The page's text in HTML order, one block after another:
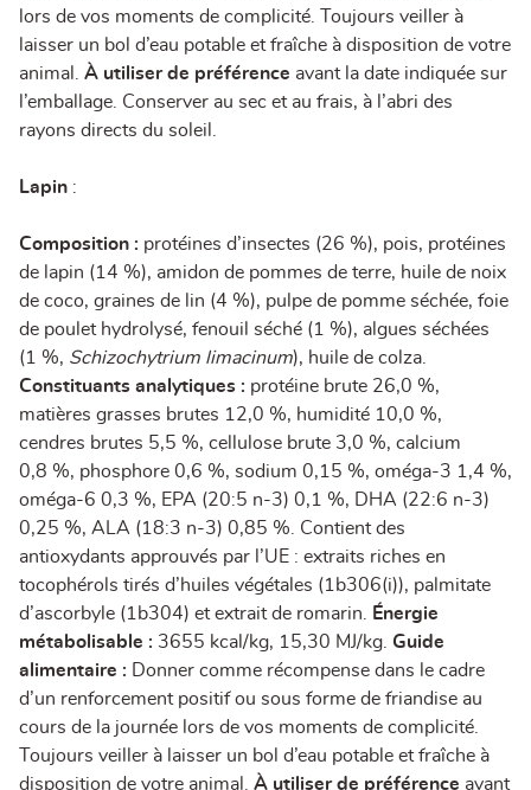
lors de vos moments de complicité. Toujours veiller à
laisser un bol d’eau potable et fraîche à disposition de votre
animal. À utiliser de préférence avant la date indiquée sur
l’emballage. Conserver au sec et au frais, à l’abri des
rayons directs du soleil.
Lapin :
Composition : protéines d’insectes (26 %), pois, protéines
de lapin (14 %), amidon de pommes de terre, huile de noix
de coco, graines de lin (4 %), pulpe de pomme séchée, foie
de poulet hydrolysé, fenouil séché (1 %), algues séchées
(1 %, Schizochytrium limacinum), huile de colza.
Constituants analytiques : protéine brute 26,0 %,
matières grasses brutes 12,0 %, humidité 10,0 %,
cendres brutes 5,5 %, cellulose brute 3,0 %, calcium
0,8 %, phosphore 0,6 %, sodium 0,15 %, oméga-3 1,4 %,
oméga-6 0,3 %, EPA (20:5 n-3) 0,1 %, DHA (22:6 n-3)
0,25 %, ALA (18:3 n-3) 0,85 %. Contient des
antioxydants approuvés par l’UE : extraits riches en
tocophérols tirés d’huiles végétales (1b306(i)), palmitate
d’ascorbyle (1b304) et extrait de romarin. Énergie
métabolisable : 3655 kcal/kg, 15,30 MJ/kg. Guide
alimentaire : Donner comme récompense dans le cadre
d’un renforcement positif ou sous forme de friandise au
cours de la journée lors de vos moments de complicité.
Toujours veiller à laisser un bol d’eau potable et fraîche à
disposition de votre animal. À utiliser de préférence avant